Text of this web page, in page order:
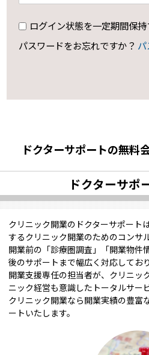
ログイン状態を一定期間保持
パスワードをお忘れですか？ パ
ドクターサポートの無料
ドクターサポ
クリニック開業のドクターサポート
するクリニック開業のためのコンサ
開業前の「診療圏調査」「開業物件
後のサポートまで幅広く対応しており
開業支援専任の担当者が、クリニッ
ニック経営も意識したトータルサー
クリニック開業なら開業実績の豊富
ートいたします。